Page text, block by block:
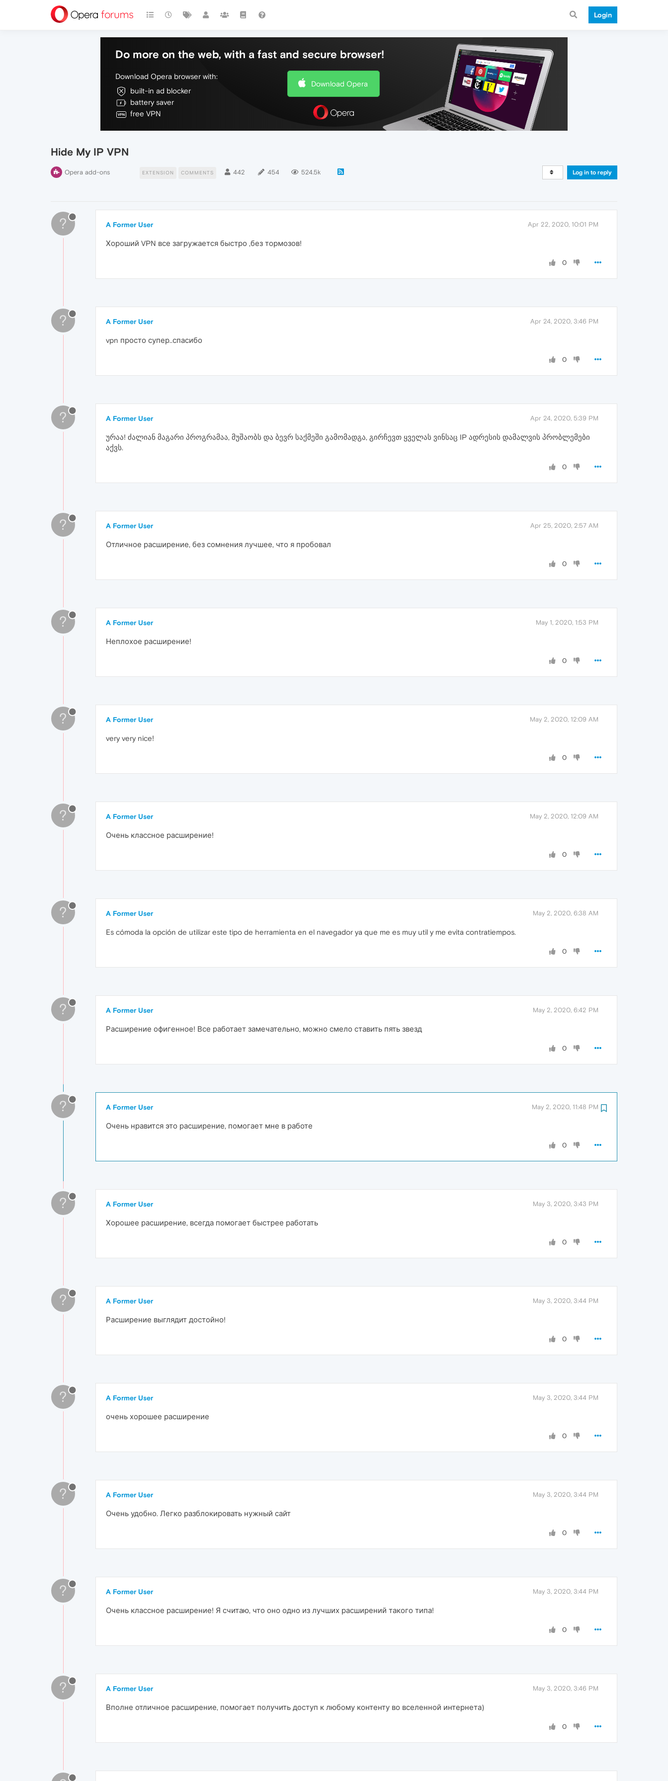
Login
Do more on the web, with a fast and secure browser!
Download Opera browser with:
built-in ad blocker
battery saver
free VPN
Download Opera
Hide My IP VPN
Opera add-ons EXTENSION COMMENTS 442 454 524.5k Log in to reply
? A Former User Apr 22, 2020, 10:01 PM
Хороший VPN все загружается быстро ,без тормозов!
0
? A Former User Apr 24, 2020, 3:46 PM
vpn просто супер..спасибо
0
? A Former User Apr 24, 2020, 5:39 PM
ურაა! ძალიან მაგარი პროგრამაა, მუშაობს და ბევრ საქმეში გამომადგა, გირჩევთ ყველას ვინსაც IP ადრესის დამალვის პრობლემები
აქვს.
0
? A Former User Apr 25, 2020, 2:57 AM
Отличное расширение, без сомнения лучшее, что я пробовал
0
? A Former User May 1, 2020, 1:53 PM
Неплохое расширение!
0
? A Former User May 2, 2020, 12:09 AM
very very nice!
0
? A Former User May 2, 2020, 12:09 AM
Очень классное расширение!
0
? A Former User May 2, 2020, 6:38 AM
Es cómoda la opción de utilizar este tipo de herramienta en el navegador ya que me es muy util y me evita contratiempos.
0
? A Former User May 2, 2020, 6:42 PM
Расширение офигенное! Все работает замечательно, можно смело ставить пять звезд
0
? A Former User May 2, 2020, 11:48 PM
Очень нравится это расширение, помогает мне в работе
0
? A Former User May 3, 2020, 3:43 PM
Хорошее расширение, всегда помогает быстрее работать
0
? A Former User May 3, 2020, 3:44 PM
Расширение выглядит достойно!
0
? A Former User May 3, 2020, 3:44 PM
очень хорошее расширение
0
? A Former User May 3, 2020, 3:44 PM
Очень удобно. Легко разблокировать нужный сайт
0
? A Former User May 3, 2020, 3:44 PM
Очень классное расширение! Я считаю, что оно одно из лучших расширений такого типа!
0
? A Former User May 3, 2020, 3:46 PM
Вполне отличное расширение, помогает получить доступ к любому контенту во вселенной интернета)
0